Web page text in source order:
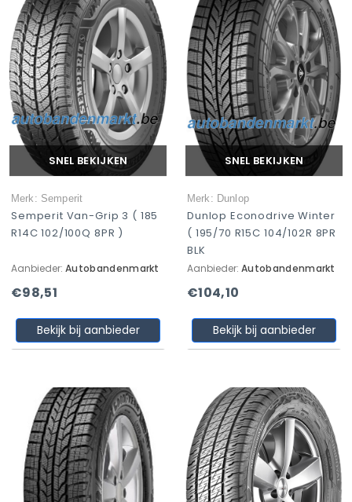
SNEL BEKIJKEN
Merk: Semperit
Semperit Van-Grip 3 ( 185
R14C 102/100Q 8PR )
Aanbieder: Autobandenmarkt
€98,51
Bekijk bij aanbieder
SNEL BEKIJKEN
Merk: Dunlop
Dunlop Econodrive Winter
( 195/70 R15C 104/102R 8PR
BLK
Aanbieder: Autobandenmarkt
€104,10
Bekijk bij aanbieder